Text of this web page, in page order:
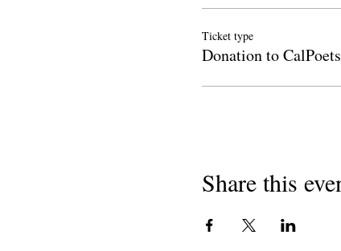
Ticket type
Donation to CalPoets
Share this